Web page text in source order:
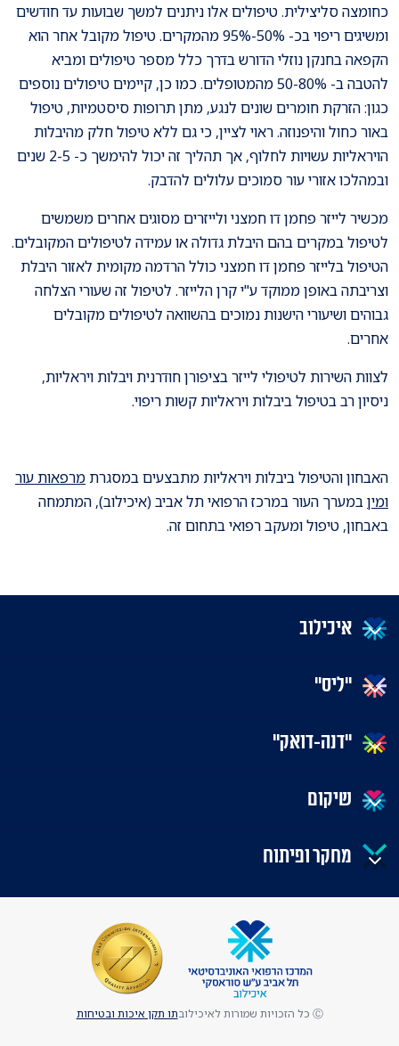
כחומצה סליצילית. טיפולים אלו ניתנים למשך שבועות עד חודשים
ומשיגים ריפוי בכ- 50%-95% מהמקרים. טיפול מקובל אחר הוא
הקפאה בחנקן נוזלי הדורש בדרך כלל מספר טיפולים ומביא
להטבה ב- 50-80% מהמטופלים. כמו כן, קיימים טיפולים נוספים
כגון: הזרקת חומרים שונים לנגע, מתן תרופות סיסטמיות, טיפול
באור כחול והיפנוזה. ראוי לציין, כי גם ללא טיפול חלק מהיבלות
הויראליות עשויות לחלוף, אך תהליך זה יכול להימשך כ- 2-5 שנים
ובמהלכו אזורי עור סמוכים עלולים להדבק.
מכשיר לייזר פחמן דו חמצני ולייזרים מסוגים אחרים משמשים
לטיפול במקרים בהם היבלת גדולה או עמידה לטיפולים המקובלים.
הטיפול בלייזר פחמן דו חמצני כולל הרדמה מקומית לאזור היבלת
וצריבתה באופן ממוקד ע"י קרן הלייזר. לטיפול זה שעורי הצלחה
גבוהים ושיעורי הישנות נמוכים בהשוואה לטיפולים מקובלים
אחרים.
לצוות השירות לטיפולי לייזר בציפורן חודרנית ויבלות ויראליות,
ניסיון רב בטיפול ביבלות ויראליות קשות ריפוי.
האבחון והטיפול ביבלות ויראליות מתבצעים במסגרתמרפאות עור
ומיןבמערך העור במרכז הרפואי תל אביב (איכילוב), המתמחה
באבחון, טיפול ומעקב רפואי בתחום זה.
איכילוב
"ליס"
"דנה-דואק"
שיקום
מחקר ופיתוח
Ⓒ כל הזכויות שמורות לאיכילוב תו תקן איכות ובטיחות